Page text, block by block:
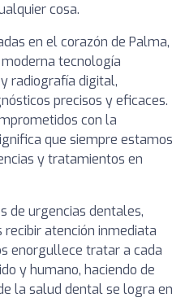
cosa.
en el corazón de Palma,
tecnología
y radiografía digital,
precisos y eficaces.
con la
que siempre estamos
y tratamientos en
de urgencias dentales,
recibir atención inmediata
enorgullece tratar a cada
y humano, haciendo de
la salud dental se logra en